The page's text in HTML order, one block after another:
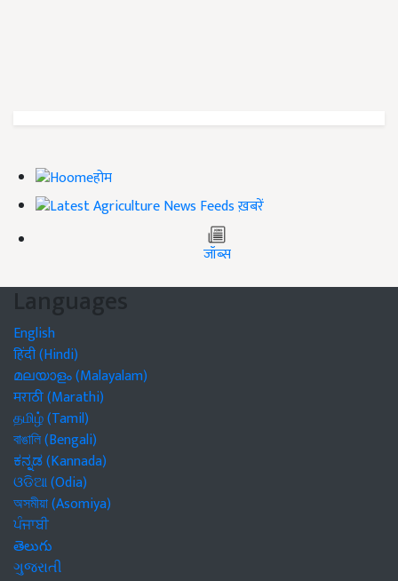
होम
ख़बरें
जॉब्स
Languages
English
हिंदी (Hindi)
മലയാളം (Malayalam)
मराठी (Marathi)
தமிழ் (Tamil)
বাঙালি (Bengali)
ಕನ್ನಡ (Kannada)
ଓଡିଆ (Odia)
অসমীয়া (Asomiya)
ਪੰਜਾਬੀ
తెలుగు
ગુજરાતી